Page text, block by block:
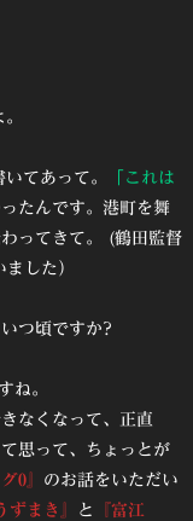
てあって。
「これは
たんです。港町を舞
ってきて。 (鶴田監督
した）
つ頃ですか?
ね。
なくなって、正直
て思って、ちょっとが
0』 のお話をいただい
ずまき』 と
『富江